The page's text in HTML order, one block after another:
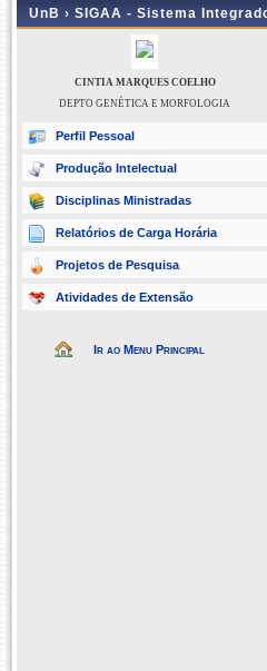
UnB › SIGAA - Sistema
CINTIA MARQUES COELHO
DEPTO GENÉTICA E MORFOLOGIA
Perfil Pessoal
Produção Intelectual
Disciplinas Ministradas
Relatórios de Carga Horária
Projetos de Pesquisa
Atividades de Extensão
Ir ao Menu Principal